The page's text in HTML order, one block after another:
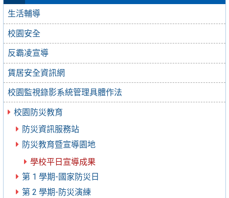
生活輔導
校園安全
反霸凌宣導
賃居安全資訊網
校園監視錄影系統管理具體作法
校園防災教育
防災資訊服務站
防災教育暨宣導園地
學校平日宣導成果
第 1 學期-國家防災日
第 2 學期-防災演練